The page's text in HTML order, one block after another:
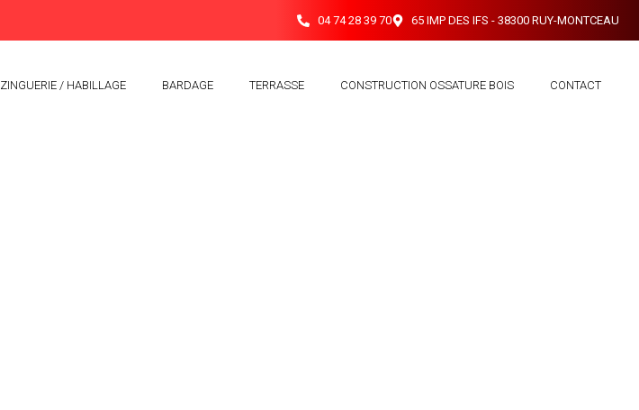
04 74 28 39 70 65 IMP DES IFS - 38300 RUY-MONTCEAU
ZINGUERIE / HABILLAGE BARDAGE TERRASSE CONSTRUCTION OSSATURE BOIS CONTACT